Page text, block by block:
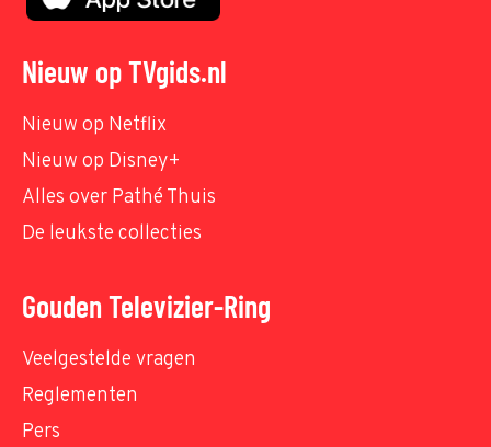
Nieuw op TVgids.nl
Nieuw op Netflix
Nieuw op Disney+
Alles over Pathé Thuis
De leukste collecties
Gouden Televizier-Ring
Veelgestelde vragen
Reglementen
Pers